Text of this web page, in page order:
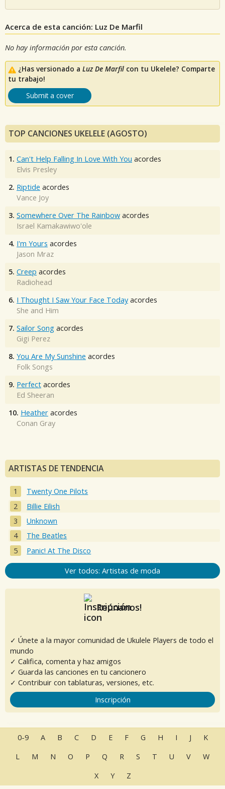
Acerca de esta canción: Luz De Marfil
No hay información por esta canción.
¿Has versionado a Luz De Marfil con tu Ukelele? Comparte
tu trabajo!
Submit a cover
TOP CANCIONES UKELELE (AGOSTO)
1. Can't Help Falling In Love With You acordes
Elvis Presley
2. Riptide acordes
Vance Joy
3. Somewhere Over The Rainbow acordes
Israel Kamakawiwo'ole
4. I'm Yours acordes
Jason Mraz
5. Creep acordes
Radiohead
6. I Thought I Saw Your Face Today acordes
She and Him
7. Sailor Song acordes
Gigi Perez
8. You Are My Sunshine acordes
Folk Songs
9. Perfect acordes
Ed Sheeran
10. Heather acordes
Conan Gray
ARTISTAS DE TENDENCIA
Twenty One Pilots
Billie Eilish
Unknown
The Beatles
Panic! At The Disco
Ver todos: Artistas de moda
Reúnanos!
✓ Únete a la mayor comunidad de Ukulele Players de todo el
mundo
✓ Califica, comenta y haz amigos
✓ Guarda las canciones en tu cancionero
✓ Contribuir con tablaturas, versiones, etc.
Inscripción
0-9 A B C D E F G H I J
K
L
M N O P Q R S T U V
W
X
Y Z